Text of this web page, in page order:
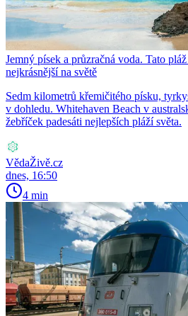
Jemný písek a průzračná voda. Tato
nejkrásnější na světě
Sedm kilometrů křemičitého písku,
v dohledu. Whitehaven Beach v
žebříček padesáti nejlepších pláží světa.
VědaŽivě.cz
dnes, 16:50
4 min